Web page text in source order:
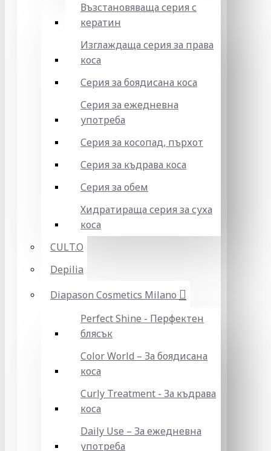
Възстановяваща серия с
кератин
Изглаждаща серия за права
коса
Серия за боядисана коса
Серия за ежедневна
употреба
Серия за косопад, пърхот
Серия за къдрава коса
Серия за обем
Хидратираща серия за суха
коса
CULT.O
Depilia
Diapason Cosmetics Milano
Perfect Shine - Перфектен
блясък
Color World – За боядисана
коса
Curly Treatment - За къдрава
коса
Daily Use – За ежедневна
употреба